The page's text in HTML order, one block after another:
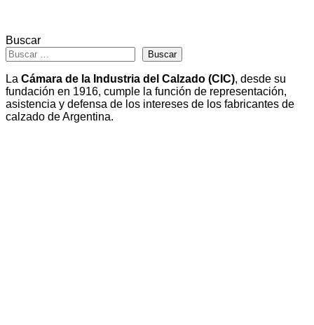
Buscar
Buscar
La Cámara de la Industria del Calzado (CIC), desde su
fundación en 1916, cumple la función de representación,
asistencia y defensa de los intereses de los fabricantes de
calzado de Argentina.